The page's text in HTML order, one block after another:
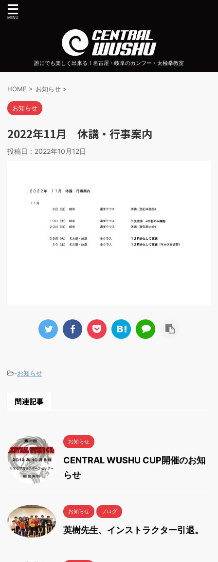
誰にでも楽しく出来る！名古屋・岐阜のカンフー・太極拳教室
HOME > お知らせ >
お知らせ
2022年11月 休講・行事案内
投稿日： 2022年10月12日
-お知らせ
関連記事
お知らせ
CENTRAL WUSHU CUP開催のお知
らせ
お知らせ ブログ
英樹先生、インストラクター引退。